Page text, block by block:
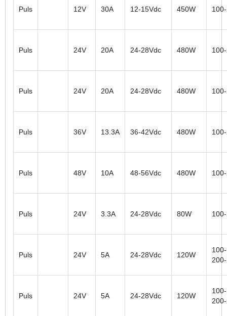
Puls 12V 30A 12-15Vdc 450W
Puls 24V 20A 24-28Vdc 480W
Puls 24V 20A 24-28Vdc 480W
Puls 36V 13.3A 36-42Vdc 480W
Puls 48V 10A 48-56Vdc 480W
Puls 24V 3.3A 24-28Vdc 80W
Puls 24V 5A 24-28Vdc 120W
Puls 24V 5A 24-28Vdc 120W